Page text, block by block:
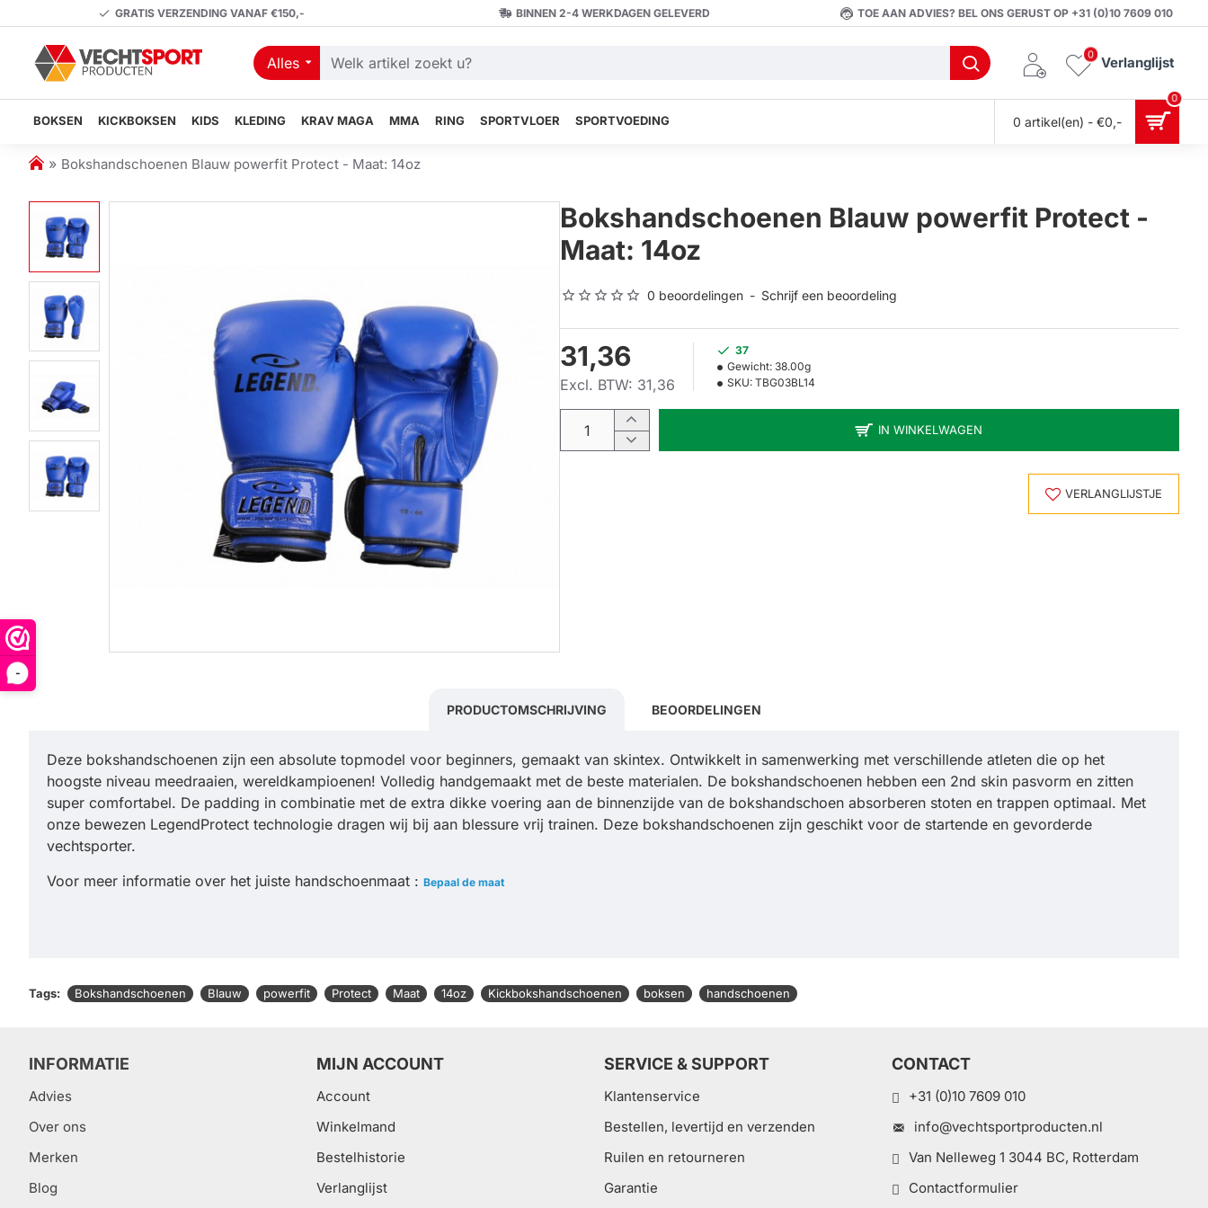
-
GRATIS VERZENDING VANAF €150,- BINNEN 2-4 WERKDAGEN GELEVERD TOE AAN ADVIES? BEL ONS GERUST OP +31 (0)10 7609 010
Alles
Welk
zoekt
Verlanglijst
0
BOKSEN KICKBOKSEN KIDS KLEDING KRAV MAGA MMA RING SPORTVLOER SPORTVOEDING 0 artikel(en) - €0,-
0
h
m
e
Bokshandschoenen Blauw powerfit Protect - Maat: 14oz
Bokshandschoenen Blauw powerfit Protect -
Maat: 14oz
0 beoordelingen - Schrijf een beoordeling
31,36
Excl. BTW: 31,36
37
Gewicht: 38.00g
SKU: TBG03BL14
IN WINKELWAGEN
VERLANGLIJSTJE
PRODUCTOMSCHRIJVING BEOORDELINGEN
Deze bokshandschoenen zijn een absolute topmodel voor beginners, gemaakt van skintex. Ontwikkelt in samenwerking met verschillende atleten die op het
hoogste niveau meedraaien, wereldkampioenen! Volledig handgemaakt met de beste materialen. De bokshandschoenen hebben een 2nd skin pasvorm en zitten
super comfortabel. De padding in combinatie met de extra dikke voering aan de binnenzijde van de bokshandschoen absorberen stoten en trappen optimaal. Met
onze bewezen LegendProtect technologie dragen wij bij aan blessure vrij trainen. Deze bokshandschoenen zijn geschikt voor de startende en gevorderde
vechtsporter.
Voor meer informatie over het juiste handschoenmaat : Bepaal de maat
Tags: Bokshandschoenen Blauw powerfit Protect Maat 14oz Kickbokshandschoenen boksen handschoenen
INFORMATIE
Advies
Over ons
Merken
Blog
MIJN ACCOUNT
Account
Winkelmand
Bestelhistorie
Verlanglijst
SERVICE & SUPPORT
Klantenservice
Bestellen, levertijd en verzenden
Ruilen en retourneren
Garantie
CONTACT
+31 (0)10 7609 010
info@vechtsportproducten.nl
Van Nelleweg 1 3044 BC, Rotterdam
Contactformulier